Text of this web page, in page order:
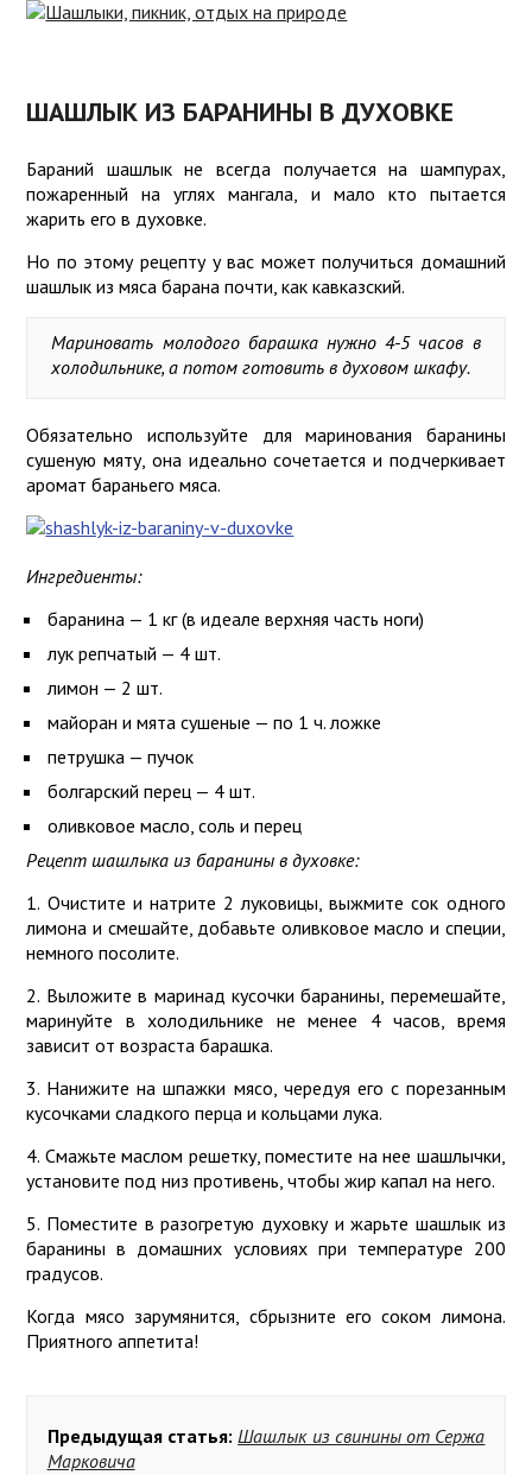
ЧТО
ДЛЯ
ДЕТЕЙ
СРЕДСТВА
КНИГИ О
ГРИБНИКАМ
СОУСЫ
БЛЮДА
СОВЕТЫ
ШАШЛЫК ИЗ БАРАНИНЫ В ДУХОВКЕ
Бараний шашлык не всегда получается на шампурах,
пожаренный на углях мангала, и мало кто пытается
жарить его в духовке.
Но по этому рецепту у вас может получиться домашний
шашлык из мяса барана почти, как кавказский.
Мариновать молодого барашка нужно 4-5 часов в
холодильнике, а потом готовить в духовом шкафу.
Обязательно используйте для маринования баранины
сушеную мяту, она идеально сочетается и подчеркивает
аромат бараньего мяса.
Ингредиенты:
баранина — 1 кг (в идеале верхняя часть ноги)
лук репчатый — 4 шт.
лимон — 2 шт.
майоран и мята сушеные — по 1 ч. ложке
петрушка — пучок
болгарский перец — 4 шт.
оливковое масло, соль и перец
Рецепт шашлыка из баранины в духовке:
1. Очистите и натрите 2 луковицы, выжмите сок одного
лимона и смешайте, добавьте оливковое масло и специи,
немного посолите.
2. Выложите в маринад кусочки баранины, перемешайте,
маринуйте в холодильнике не менее 4 часов, время
зависит от возраста барашка.
3. Нанижите на шпажки мясо, чередуя его с порезанным
кусочками сладкого перца и кольцами лука.
4. Смажьте маслом решетку, поместите на нее шашлычки,
установите под низ противень, чтобы жир капал на него.
5. Поместите в разогретую духовку и жарьте шашлык из
баранины в домашних условиях при температуре 200
градусов.
Когда мясо зарумянится, сбрызните его соком лимона.
Приятного аппетита!
Предыдущая статья: Шашлык из свинины от Сержа
Марковича